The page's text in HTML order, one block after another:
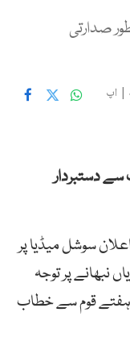
صدارتی
| اپ
سے دستبردار
سوشل میڈیا پر
نبھانے پر توجہ
ہفتے قوم سے خطاب